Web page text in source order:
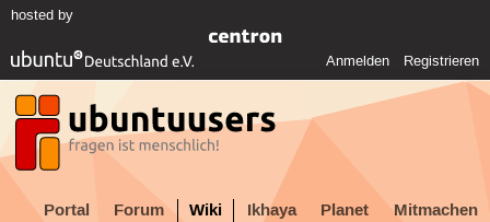
hosted by
Anmelden Registrieren
Portal Forum Wiki Ikhaya Planet Mitmachen